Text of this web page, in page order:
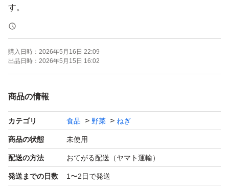
す。
ペーパーポット付き苗は、折れ曲がりしにくく
土から引き抜いたり洗ったりせずお届けしますので
根を傷めることなく植え付け後の活着が非常にスムーズで
植える際はペーパーが全て隠れるくらいの深さに土を掘
り、そのまま1列に苗を配置したら
最後にペーパーが見えなくなるよう土をかけるだけ。
購入日時： 2026年5月16日 22:09
出品日時： 2026年5月15日 16:02
商品の情報
カテゴリ 食品 野菜 ねぎ
商品の状態 未使用
配送の方法 おてがる配送（ヤマト運輸）
発送までの日数 1〜2日で発送